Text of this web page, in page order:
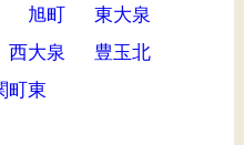
旭町
東大泉
西大泉
豊玉北
町東